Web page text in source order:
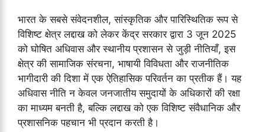
भारत के सबसे संवेदनशील, सांस्कृतिक और पारिस्थितिक रूप से
विशिष्ट क्षेत्र लद्दाख को लेकर केंद्र सरकार द्वारा 3 जून 2025
को घोषित अधिवास और स्थानीय प्रशासन से जुड़ी नीतियाँ, इस
क्षेत्र की सामाजिक संरचना, भाषायी विविधता और राजनीतिक
भागीदारी की दिशा में एक ऐतिहासिक परिवर्तन का प्रतीक हैं। यह
अधिवास नीति न केवल जनजातीय समुदायों के अधिकारों की रक्षा
का माध्यम बनती है, बल्कि लद्दाख को एक विशिष्ट संवैधानिक और
प्रशासनिक पहचान भी प्रदान करती है।